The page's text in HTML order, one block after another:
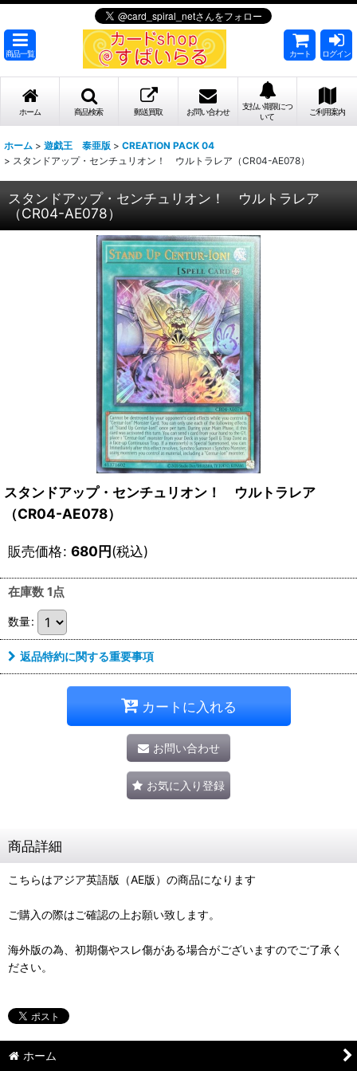
商品一覧 カート ログイン
ホーム 商品検索 郵送買取 お問い合わせ
支払い期限につ
いて
ご利用案内
ホーム > 遊戯王 泰亜版 > CREATION PACK 04
> スタンドアップ・センチュリオン！ ウルトラレア（CR04-AE078）
スタンドアップ・センチュリオン！ ウルトラレア
（CR04-AE078）
スタンドアップ・センチュリオン！ ウルトラレア
（CR04-AE078）
販売価格: 680円(税込)
在庫数 1点
数量:
返品特約に関する重要事項
カートに入れる
お問い合わせ
お気に入り登録
商品詳細
こちらはアジア英語版（AE版）の商品になります
ご購入の際はご確認の上お願い致します。
海外版の為、初期傷やスレ傷がある場合がございますのでご了承く
ださい。
ホーム